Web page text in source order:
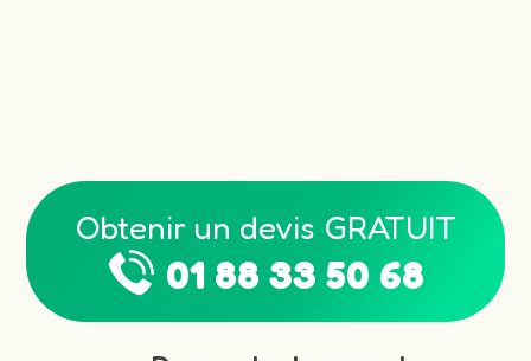
Obtenir un devis GRATUIT
01 88 33 50 68